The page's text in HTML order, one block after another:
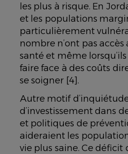
les plus à risque. En
et les populations
particulièrement
nombre n’ont pas accès
santé et même lorsqu’ils
faire face à des coûts
se soigner [4].
Autre motif
d’investissement dans
et politiques de
aideraient les
vie plus saine. Ce déficit